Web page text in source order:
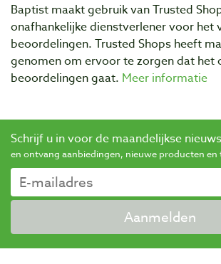
Baptist maakt gebruik van Trusted
onafhankelijke dienstverlener voor het
beoordelingen. Trusted Shops heeft
genomen om ervoor te zorgen dat het
beoordelingen gaat. Meer informatie
Schrijf u in voor de maandelijkse
en ontvang aanbiedingen, nieuwe producten en
Aanmelden